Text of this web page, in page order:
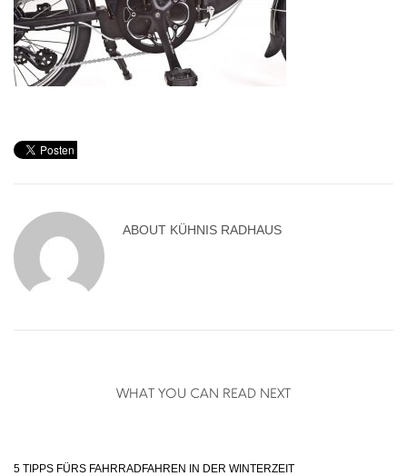
ABOUT KÜHNIS RADHAUS
WHAT YOU CAN READ NEXT
5 TIPPS FÜRS FAHRRADFAHREN IN DER WINTERZEIT